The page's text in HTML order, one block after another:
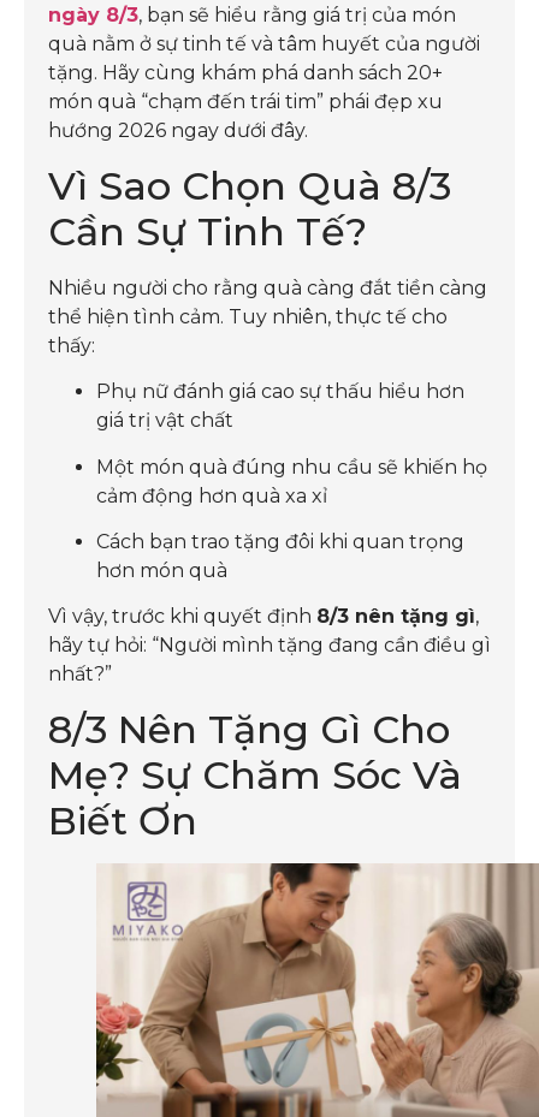
ngày 8/3, bạn sẽ hiểu rằng giá trị của món
quà nằm ở sự tinh tế và tâm huyết của người
tặng. Hãy cùng khám phá danh sách 20+
món quà “chạm đến trái tim” phái đẹp xu
hướng 2026 ngay dưới đây.
Vì Sao Chọn Quà 8/3
Cần Sự Tinh Tế?
Nhiều người cho rằng quà càng đắt tiền càng
thể hiện tình cảm. Tuy nhiên, thực tế cho
thấy:
Phụ nữ đánh giá cao sự thấu hiểu hơn
giá trị vật chất
Một món quà đúng nhu cầu sẽ khiến họ
cảm động hơn quà xa xỉ
Cách bạn trao tặng đôi khi quan trọng
hơn món quà
Vì vậy, trước khi quyết định 8/3 nên tặng gì,
hãy tự hỏi: “Người mình tặng đang cần điều gì
nhất?”
8/3 Nên Tặng Gì Cho
Mẹ? Sự Chăm Sóc Và
Biết Ơn